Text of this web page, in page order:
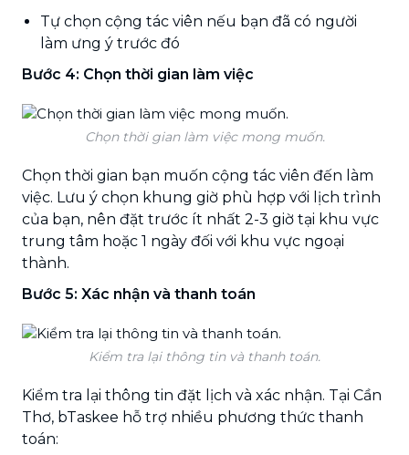
Tự chọn cộng tác viên nếu bạn đã có người
làm ưng ý trước đó
Bước 4: Chọn thời gian làm việc
Chọn thời gian làm việc mong muốn.
Chọn thời gian bạn muốn cộng tác viên đến làm
việc. Lưu ý chọn khung giờ phù hợp với lịch trình
của bạn, nên đặt trước ít nhất 2-3 giờ tại khu vực
trung tâm hoặc 1 ngày đối với khu vực ngoại
thành.
Bước 5: Xác nhận và thanh toán
Kiểm tra lại thông tin và thanh toán.
Kiểm tra lại thông tin đặt lịch và xác nhận. Tại Cần
Thơ, bTaskee hỗ trợ nhiều phương thức thanh
toán: